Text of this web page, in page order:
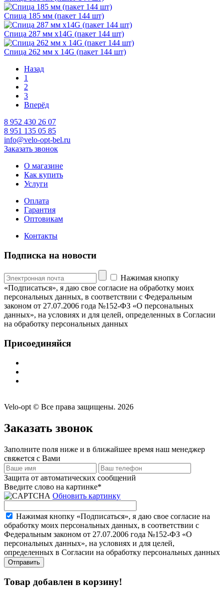
Спица 185 мм (пакет 144 шт)
Спица 287 мм х14G (пакет 144 шт)
Спица 262 мм х 14G (пакет 144 шт)
Назад
1
2
3
Вперёд
8 952 430 26 07
8 951 135 05 85
info@velo-opt-bel.ru
Заказать звонок
О магазине
Как купить
Услуги
Оплата
Гарантия
Оптовикам
Контакты
Подписка на новости
Нажимая кнопку
«Подписаться», я даю свое согласие на обработку моих
персональных данных, в соответствии с Федеральным
законом от 27.07.2006 года №152-ФЗ «О персональных
данных», на условиях и для целей, определенных в Согласии
на обработку персональных данных
Присоединяйся
Velo-opt © Все права защищены. 2026
Заказать звонок
Заполните поля ниже и в ближайшее время наш менеджер
свяжется с Вами
Защита от автоматических сообщений
Введите слово на картинке*
Обновить картинку
Нажимая кнопку «Подписаться», я даю свое согласие на
обработку моих персональных данных, в соответствии с
Федеральным законом от 27.07.2006 года №152-ФЗ «О
персональных данных», на условиях и для целей,
определенных в Согласии на обработку персональных данных
Товар добавлен в корзину!